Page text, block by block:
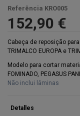
Referência KRO005
152,90 €
Cabeça de reposição
TRIMALCO EUROPA e
Modelo para cortar
FOMINADO, PEGASUS
Não inclui lâminas
Detalles